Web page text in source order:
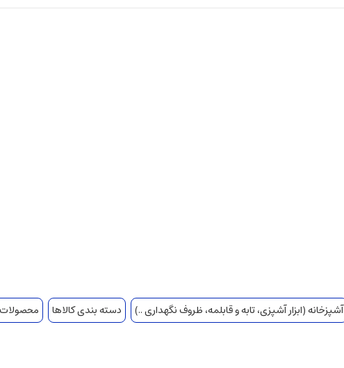
آشپزخانه (ابزار آشپزی، تابه و قابلمه، ظروف نگهداری ..) دسته بندی کالاها محصولات